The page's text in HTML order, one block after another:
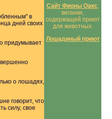
в
дней своих
придумывает
о лошадях,
говорит, что
силу, свое
Cайт Фионы Оакс,
веганки,
содержащей приют
для животных.
Лошадиный приют